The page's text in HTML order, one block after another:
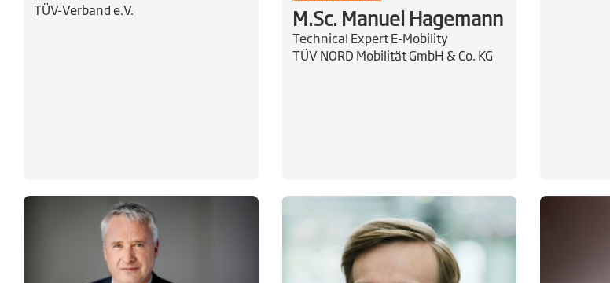
TÜV-Verband e.V.
M.Sc. Manuel Hagemann
Technical Expert E-Mobility
TÜV NORD Mobilität GmbH & Co. KG